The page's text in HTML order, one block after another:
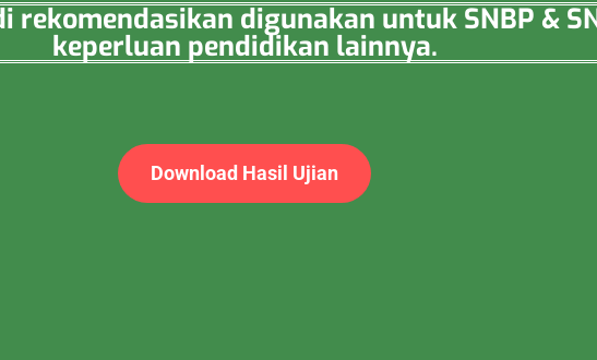
digunakan untuk SNBP &
keperluan pendidikan lainnya.
Download Hasil Ujian